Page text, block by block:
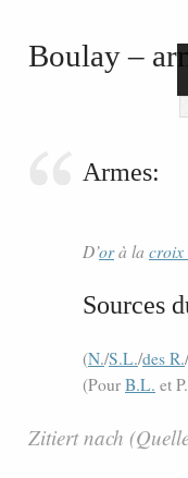
Boulay –
Armes:
D’orà la croix
Sources
(N./S.L./des R./
(Pour B.L. et
Zitiert nach